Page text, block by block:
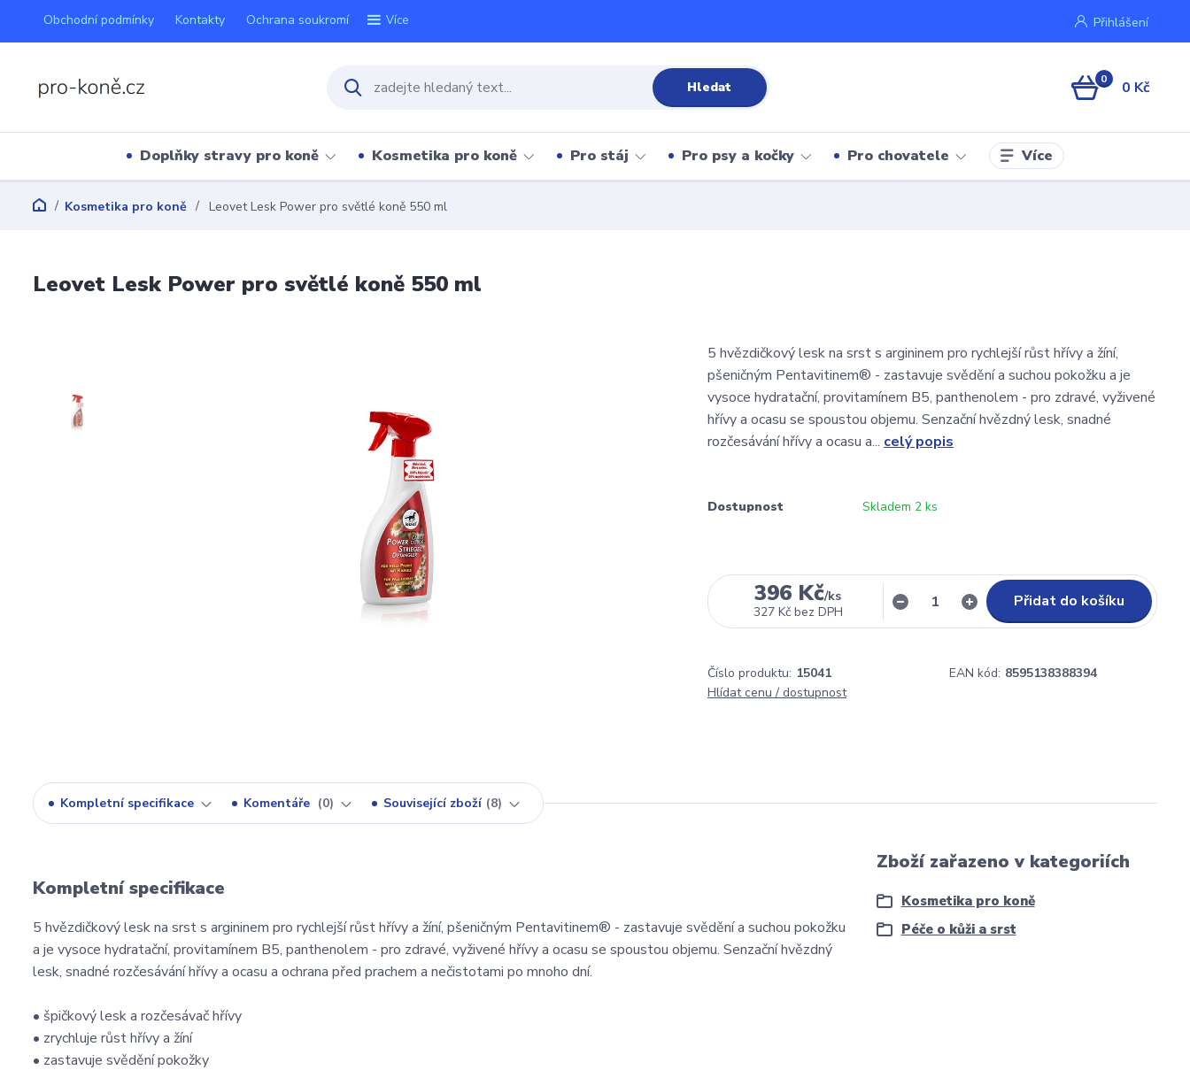
Obchodní podmínky Kontakty Ochrana soukromí Více Přihlášení
Hledat 0 0 Kč
Doplňky stravy pro koně Kosmetika pro koně Pro stáj Pro psy a kočky Pro chovatele Více
Kosmetika pro koně Leovet Lesk Power pro světlé koně 550 ml
Leovet Lesk Power pro světlé koně 550 ml
5 hvězdičkový lesk na srst s argininem pro rychlejší růst hřívy a žíní,
pšeničným Pentavitinem® - zastavuje svědění a suchou pokožku a je
vysoce hydratační, provitamínem B5, panthenolem - pro zdravé, vyživené
hřívy a ocasu se spoustou objemu. Senzační hvězdný lesk, snadné
rozčesávání hřívy a ocasu a... celý popis
Dostupnost Skladem 2 ks
396 Kč/ks
327 Kč bez DPH
Přidat do košíku
Číslo produktu: 15041 EAN kód: 8595138388394
Hlídat cenu / dostupnost
Kompletní specifikace Komentáře 0 Související zboží 8
Kompletní specifikace
5 hvězdičkový lesk na srst s argininem pro rychlejší růst hřívy a žíní, pšeničným Pentavitinem® - zastavuje svědění a suchou pokožku
a je vysoce hydratační, provitamínem B5, panthenolem - pro zdravé, vyživené hřívy a ocasu se spoustou objemu. Senzační hvězdný
lesk, snadné rozčesávání hřívy a ocasu a ochrana před prachem a nečistotami po mnoho dní.
• špičkový lesk a rozčesávač hřívy
• zrychluje růst hřívy a žíní
• zastavuje svědění pokožky
Zboží zařazeno v kategoriích
Kosmetika pro koně
Péče o kůži a srst